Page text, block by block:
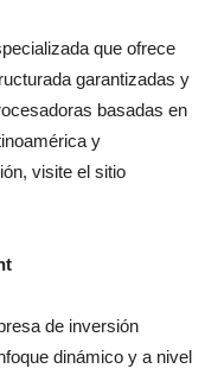
que ofrece
garantizadas y
basadas en
y
visite el sitio
de inversión
dinámico y a nivel